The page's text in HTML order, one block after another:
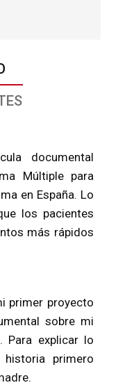
documental
Múltiple para
en España. Lo
los pacientes
más rápidos
primer proyecto
sobre mi
Para explicar lo
primero